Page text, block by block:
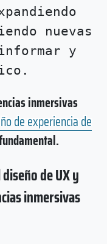
nuevas
y
inmersivas
de experiencia de
de UX y
inmersivas